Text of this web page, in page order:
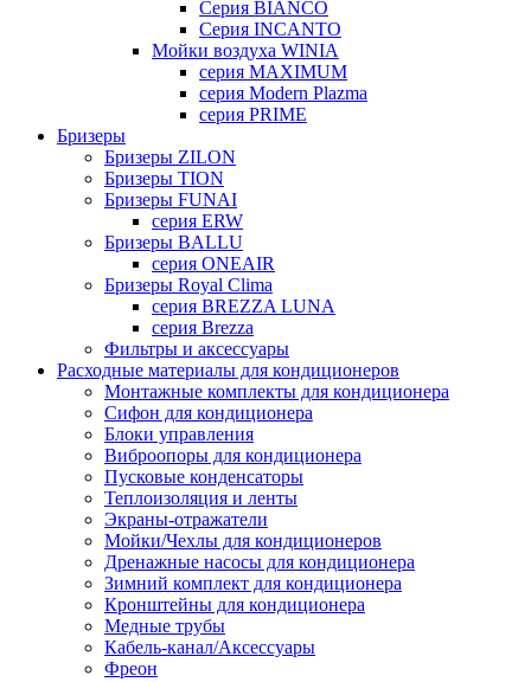
Серия BIANCO
Серия INCANTO
Мойки воздуха WINIA
серия MAXIMUM
серия Modern Plazma
серия PRIME
Бризеры
Бризеры ZILON
Бризеры TION
Бризеры FUNAI
серия ERW
Бризеры BALLU
серия ONEAIR
Бризеры Royal Clima
серия BREZZA LUNA
серия Brezza
Фильтры и аксессуары
Расходные материалы для кондиционеров
Монтажные комплекты для кондиционера
Сифон для кондиционера
Блоки управления
Виброопоры для кондиционера
Пусковые конденсаторы
Теплоизоляция и ленты
Экраны-отражатели
Мойки/Чехлы для кондиционеров
Дренажные насосы для кондиционера
Зимний комплект для кондиционера
Кронштейны для кондиционера
Медные трубы
Кабель-канал/Аксессуары
Фреон